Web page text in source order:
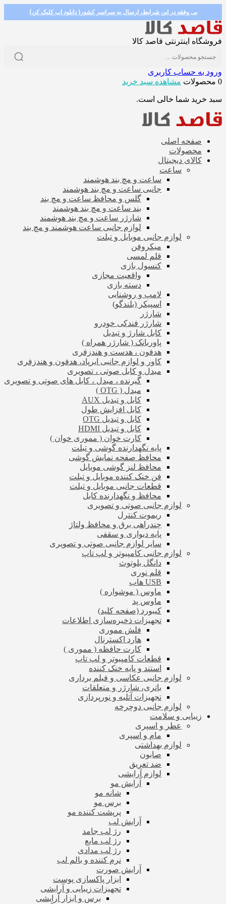
بی وفقه در این شرایط، ارسال به سراسر کشور( دانلود اپ کلیک کن)
فروشگاه اینترنتی قاصد کالا
ورود به حساب کاربری
0 محصولات
مشاهده سبد خرید
سبد خرید شما خالی است.
صفحه اصلی
محصولات
کالای دیجیتال
ساعت
ساعت و مچ بند هوشمند
جانبی ساعت و مچ بند هوشمند
گلس و محافظ ساعت و مچ بند
بند ساعت و مچ بند هوشمند
شارژر ساعت و مچ بند هوشمند
لوازم جانبی ساعت هوشمند و مچ بند
لوازم جانبی موبایل و تبلت
میکروفن
قلم لمسی
کنسول بازی
واقعیت مجازی
دسته بازی
لامپ و روشنایی
اسپیکر (بلندگو)
شارژر
شارژر فندکی خودرو
کابل شارژ و تبدیل
پاوربانک ( شارژر همراه )
هدفون ، هدست و هندزفری
کاور و لوازم جانبی ایرپاد، هدفون و هندزفری
مبدل و کابل صوتی ، تصویری
گیرنده ، مبدل ، کابل های صوتی و تصویری
مبدل ( OTG )
کابل و تبدیل AUX
کابل افزایش طول
کابل و تبدیل OTG
کابل و تبدیل HDMI
کارت خوان ( مموری خوان )
پایه نگهدارنده گوشی و تبلت
محافظ صفحه نمایش گوشی
محافظ لنز گوشی موبایل
فن خنک کننده موبایل و تبلت
قطعات جانبی موبایل و تبلت
محافظ و نگهدارنده کابل
لوازم جانبی صوتی و تصویری
ریموت کنترل
چندراهی برق و محافظ ولتاژ
پایه دیواری و سقفی
سایر لوازم جانبی صوتی و تصویری
لوازم جانبی کامپیوتر و لپ تاپ
دانگل بلوتوث
قلم نوری
USB هاب
ماوس ( موشواره )
ماوس پد
کیبورد (صفحه کلید)
تجهیزات ذخیره‌سازی اطلاعات
فلش مموری
هارد اکسترنال
کارت حافظه ( مموری )
قطعات کامپیوتر و لپ تاپ
استند و پایه خنک کننده
لوازم جانبی عکاسی و فیلم برداری
باتری، شارژر و متعلقات
تجهیزات آتلیه و نورپردازی
لوازم جانبی دوچرخه
زیبایی و سلامت
عطر و اسپری
مام و اسپری
لوازم بهداشتی
صابون
ضد تعریق
لوازم آرایشی
آرایش مو
شانه مو
برس مو
پرپشت کننده مو
آرایش لب
رژ لب جامد
رژ لب مایع
رژ لب مدادی
نرم کننده و بالم لب
آرایش صورت
ابزار پاکسازی پوست
تجهیزات زیبایی و آرایشی
برس و ابزار آرایشی